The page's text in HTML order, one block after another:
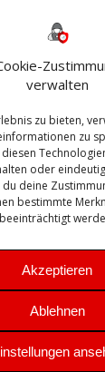
verwalten
zu bieten,
zu
oder
deine
bestimmte
beeinträchtigt
Akzeptieren
Ablehnen
firewall
Microsoft
Security
Sophos
UTM
VPN WAZUH
Zertifikat
Theme